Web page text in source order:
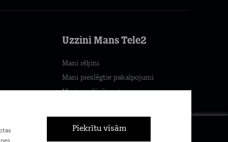
Piekrītu visām
Uzzini Mans Tele2
Mani rēķini
Mani pieslēgtie pakalpojumi
Mani piedāvājumi
Pievienojies Tele2